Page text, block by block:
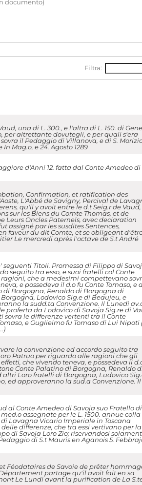
documento)
Filtra:
una di L. 300., e l'altra di L. 150. di
per altrettante dovutegli, e per quali s'era
il Pedaggio di Villanova, e di S.
Mag.o, e 24. Agosto 1289
d'Anni 12. fatta dal Conte Amedeo di
Confirmation, et ratification des
L'Abbé de Savigny, Percival de
qu'il y avoit entre le d.t Seig.r de
sur les Biens du Comte Thomas, et de
Leurs Oncles Paternels, avec declaration
assigné par les susdites Sentences,
faveur du dit Comte, et se obligeant
Le mercredi après l'octave de S.t André
Titoli. Promessa di Filippo di
seguito tra esso, e suoi fratelli col Conte
che a medesimi compettevano
e possedeva il d.o fu Conte Tomaso, e
di Borgogna, Renaldo di Borgogna di
Lodovico Sig.e di Beaujeu, e
la sudd.ta Convenzione. Il Lunedì
proferta da Lodovico di Savoja Sig.re di
sovra le differenze vertenti tra il Conte
e Guglielmo fu Tomaso di Lui Nipoti
la convenzione ed accordo seguito tra
Patruo per riguardo alle ragioni che gli
che vivendo teneva, e possedeva il
Conte Palatino di Borgogna, Renaldo
Loro fratelli di Borgogna, Ludovico
ed approveranno la sud.a Convenzione. Il
al Conte Amedeo di Savoja suo Fratello di
assegnate per le L. 1500. annue colla
Lavagna Vicario Imperiale in Toscana
differenze, che tra essi vertivano per la
di Savoja Loro Zio; riservandosi
di S.t Mauris en Aganois 5.
Féodataires de Savoie de prêter
partage qu'il avoit fait en sa
Le Lundi avant la purification de La